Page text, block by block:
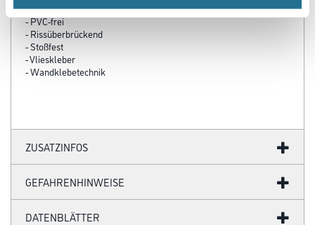
- Mehrfach überstreichbar
- PVC-frei
- Rissüberbrückend
- Stoßfest
- Vlieskleber
- Wandklebetechnik
ZUSATZINFOS
GEFAHRENHINWEISE
DATENBLÄTTER